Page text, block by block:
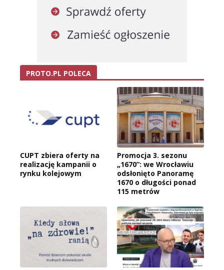
PROTO.PL POLECA
CUPT zbiera oferty na
realizację kampanii o
rynku kolejowym
Promocja 3. sezonu
„1670”: we Wrocławiu
odsłonięto Panoramę
1670 o długości ponad
115 metrów